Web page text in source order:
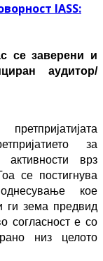
IASS:
се заверени и
аудитор/
за
врз
се постигнува
кое
ги зема предвид
согласност е со
низ целото